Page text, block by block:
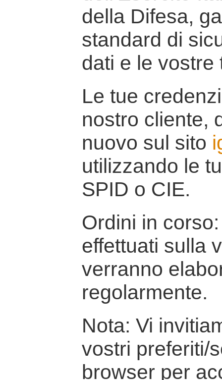
della Difesa,
standard di
dati e le vostre
Le tue
nostro cliente,
nuovo sul sito
utilizzando le
SPID o CIE.
Ordini in
effettuati sulla
verranno
regolarmente.
Nota: Vi
vostri preferiti/
browser per